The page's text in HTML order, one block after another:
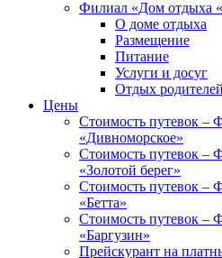
Филиал «Дом отдыха
О доме отдыха
Размещение
Питание
Услуги и досуг
Отдых
Цены
Стоимость путевок –
«Дивноморское»
Стоимость путевок –
«Золотой берег»
Стоимость путевок –
«Бетта»
Стоимость путевок –
«Баргузин»
Прейскурант на